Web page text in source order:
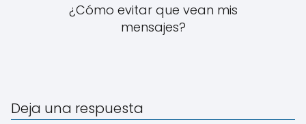
¿Cómo evitar que vean mis
mensajes?
Deja una respuesta